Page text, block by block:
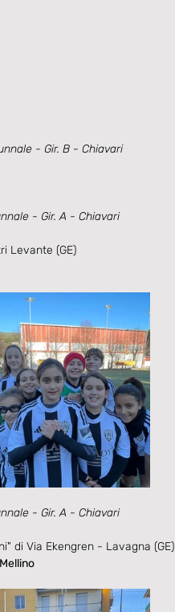
- Gir. B - Chiavari
- Gir. A - Chiavari
Levante (GE)
- Gir. A - Chiavari
di Via Ekengren - Lavagna (GE)